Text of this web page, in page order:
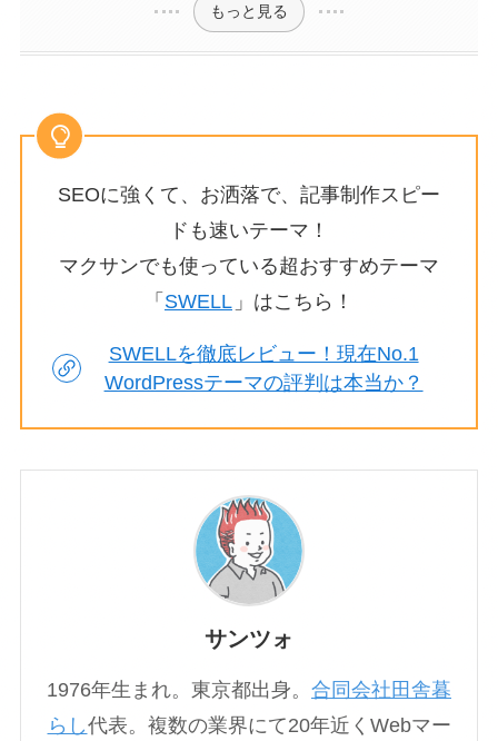
もっと見る
SEOに強くて、お洒落で、記事制作スピー
ドも速いテーマ！
マクサンでも使っている超おすすめテーマ
「 SWELL 」はこちら！
SWELLを徹底レビュー！現在No.1
WordPressテーマの評判は本当か？
サンツォ
1976年生まれ。東京都出身。 合同会社田舎暮
らし代表。複数の業界にて20年近くWebマー